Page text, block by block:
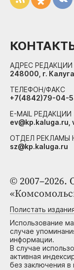
© 2007–2026.
Полистать
Использование
случае
информации.
В случае
активная
без заключения
АДРЕС РЕДАКЦИИ
248000, г.
ТЕЛЕФОН/ФАКС
+7(4842)79-04-
E-MAIL РЕДАКЦИИ
ev@kp.kaluga.ru,
ОТДЕЛ РЕКЛАМЫ
sz@kp.kaluga.ru